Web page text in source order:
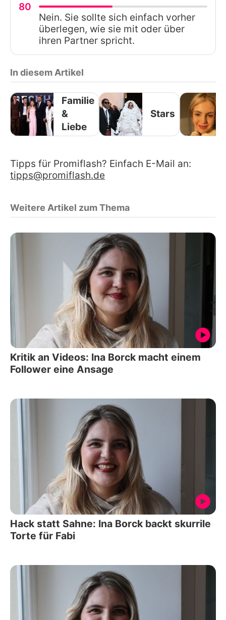
80
Nein. Sie sollte sich einfach vorher
überlegen, wie sie mit oder über
ihren Partner spricht.
In diesem Artikel
Familie
&
Liebe
Stars
Tipps für Promiflash? Einfach E-Mail an:
tipps@promiflash.de
Weitere Artikel zum Thema
Kritik an Videos: Ina Borck macht einem
Follower eine Ansage
Hack statt Sahne: Ina Borck backt skurrile
Torte für Fabi